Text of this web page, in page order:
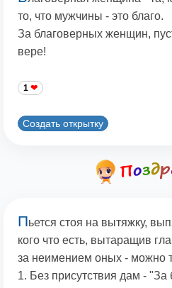
то, что мужчины - это благо.
За благоверных женщин,
вере!
1
Создать открытку
Пьется стоя на вытяжку,
кого что есть, вытаращив
за неимением оных - можно
1. Без присутствия дам - "За